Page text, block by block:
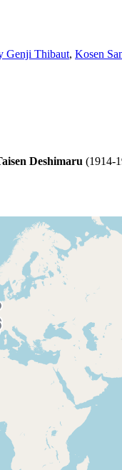
Genji Thibaut, Kosen
Deshimaru (1914-